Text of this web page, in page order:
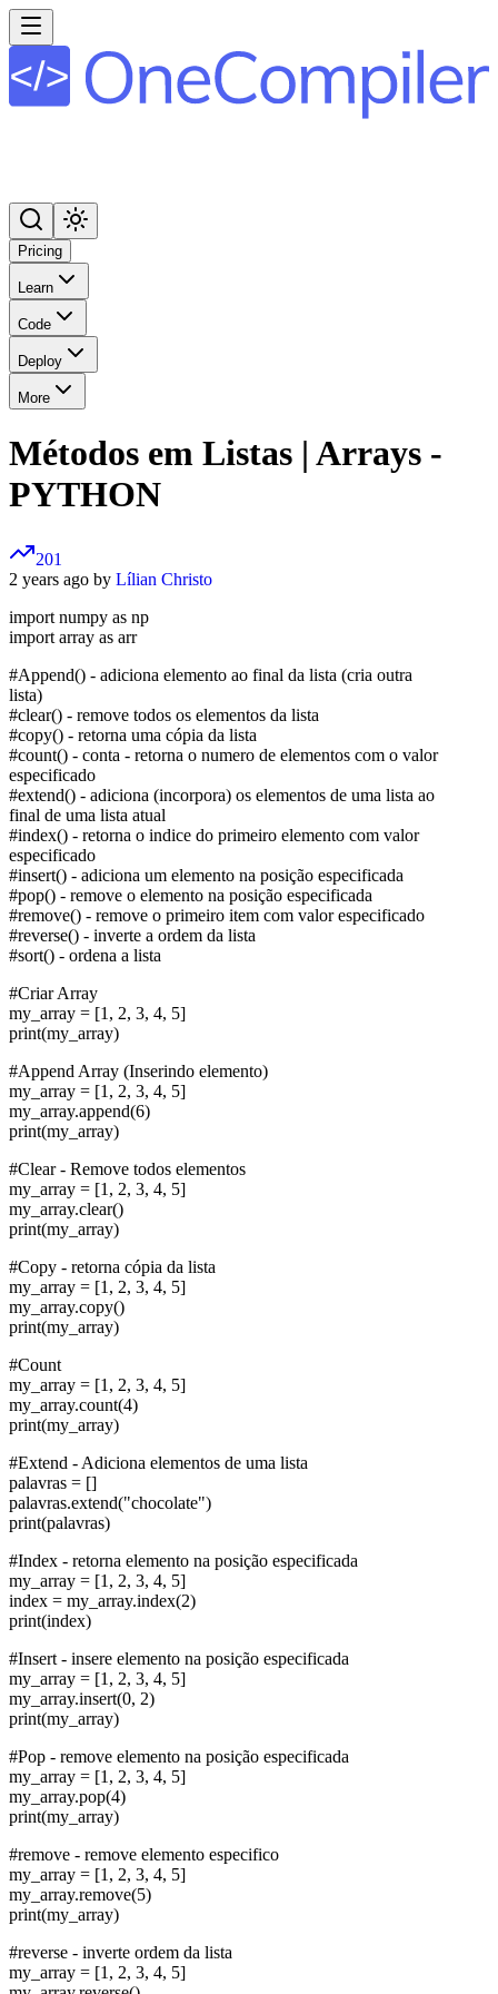
Pricing
Learn
Code
Deploy
More
Métodos em Listas | Arrays -
PYTHON
201
2 years ago by Lílian Christo
import numpy as np
import array as arr
#Append() - adiciona elemento ao final da lista (cria outra
lista)
#clear() - remove todos os elementos da lista
#copy() - retorna uma cópia da lista
#count() - conta - retorna o numero de elementos com o valor
especificado
#extend() - adiciona (incorpora) os elementos de uma lista ao
final de uma lista atual
#index() - retorna o indice do primeiro elemento com valor
especificado
#insert() - adiciona um elemento na posição especificada
#pop() - remove o elemento na posição especificada
#remove() - remove o primeiro item com valor especificado
#reverse() - inverte a ordem da lista
#sort() - ordena a lista
#Criar Array
my_array = [1, 2, 3, 4, 5]
print(my_array)
#Append Array (Inserindo elemento)
my_array = [1, 2, 3, 4, 5]
my_array.append(6)
print(my_array)
#Clear - Remove todos elementos
my_array = [1, 2, 3, 4, 5]
my_array.clear()
print(my_array)
#Copy - retorna cópia da lista
my_array = [1, 2, 3, 4, 5]
my_array.copy()
print(my_array)
#Count
my_array = [1, 2, 3, 4, 5]
my_array.count(4)
print(my_array)
#Extend - Adiciona elementos de uma lista
palavras = []
palavras.extend("chocolate")
print(palavras)
#Index - retorna elemento na posição especificada
my_array = [1, 2, 3, 4, 5]
index = my_array.index(2)
print(index)
#Insert - insere elemento na posição especificada
my_array = [1, 2, 3, 4, 5]
my_array.insert(0, 2)
print(my_array)
#Pop - remove elemento na posição especificada
my_array = [1, 2, 3, 4, 5]
my_array.pop(4)
print(my_array)
#remove - remove elemento especifico
my_array = [1, 2, 3, 4, 5]
my_array.remove(5)
print(my_array)
#reverse - inverte ordem da lista
my_array = [1, 2, 3, 4, 5]